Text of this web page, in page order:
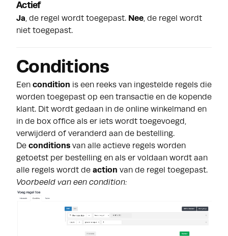
Actief
Ja, de regel wordt toegepast. Nee, de regel wordt
niet toegepast.
Conditions
Een condition is een reeks van ingestelde regels die
worden toegepast op een transactie en de kopende
klant. Dit wordt gedaan in de online winkelmand en
in de box office als er iets wordt toegevoegd,
verwijderd of veranderd aan de bestelling.
De conditions van alle actieve regels worden
getoetst per bestelling en als er voldaan wordt aan
alle regels wordt de action van de regel toegepast.
Voorbeeld van een condition: